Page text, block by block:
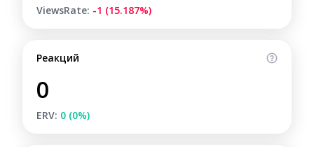
ViewsRate: -1 (15.187%)
Реакций
0
ERV: 0 (0%)